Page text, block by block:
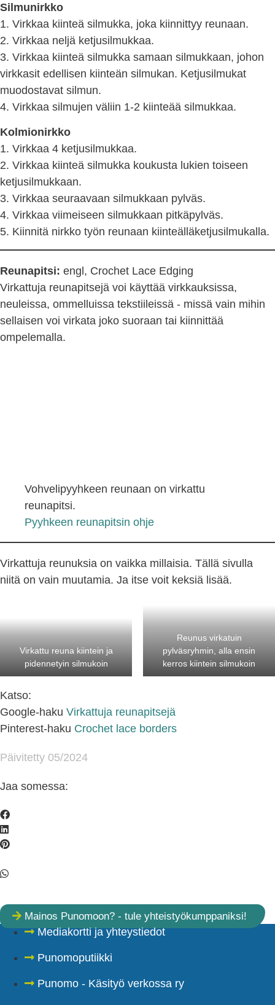
Silmunirkko
1. Virkkaa kiinteä silmukka, joka kiinnittyy reunaan.
2. Virkkaa neljä ketjusilmukkaa.
3. Virkkaa kiinteä silmukka samaan silmukkaan, johon
virkkasit edellisen kiinteän silmukan. Ketjusilmukat
muodostavat silmun.
4. Virkkaa silmujen väliin 1-2 kiinteää silmukkaa.
Kolmionirkko
1. Virkkaa 4 ketjusilmukkaa.
2. Virkkaa kiinteä silmukka koukusta lukien toiseen
ketjusilmukkaan.
3. Virkkaa seuraavaan silmukkaan pylväs.
4. Virkkaa viimeiseen silmukkaan pitkäpylväs.
5. Kiinnitä nirkko työn reunaan kiinteälläketjusilmukalla.
Reunapitsi: engl, Crochet Lace Edging
Virkattuja reunapitsejä voi käyttää virkkauksissa,
neuleissa, ommelluissa tekstiileissä - missä vain mihin
sellaisen voi virkata joko suoraan tai kiinnittää
ompelemalla.
Vohvelipyyhkeen reunaan on virkattu
reunapitsi.
Pyyhkeen reunapitsin ohje
Virkattuja reunuksia on vaikka millaisia. Tällä sivulla
niitä on vain muutamia. Ja itse voit keksiä lisää.
Virkattu reuna kiintein ja
pidennetyin silmukoin
Reunus virkatuin
pylväsryhmin, alla ensin
kerros kiintein silmukoin
Katso:
Google-haku Virkattuja reunapitsejä
Pinterest-haku Crochet lace borders
Päivitetty 05/2024
Jaa somessa:
Mainos Punomoon? - tule yhteistyökumppaniksi!
Mediakortti ja yhteystiedot
Punomoputiikki
Punomo - Käsityö verkossa ry